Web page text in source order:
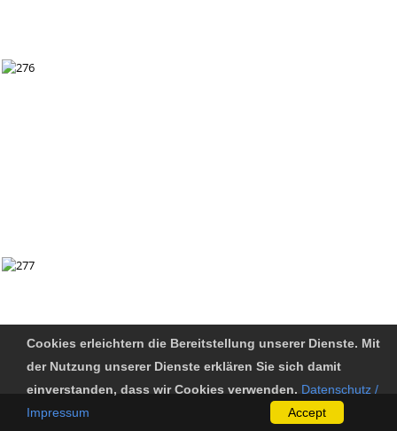
Cookies erleichtern die Bereitstellung unserer Dienste. Mit
der Nutzung unserer Dienste erklären Sie sich damit
einverstanden, dass wir Cookies verwenden. Datenschutz /
Impressum
Accept